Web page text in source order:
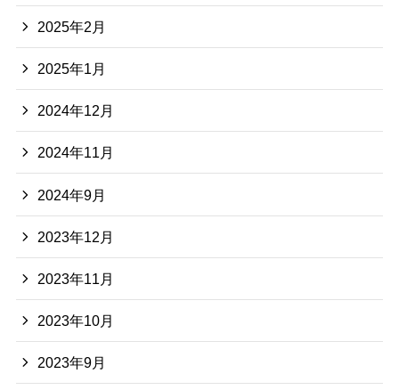
2025年2月
2025年1月
2024年12月
2024年11月
2024年9月
2023年12月
2023年11月
2023年10月
2023年9月